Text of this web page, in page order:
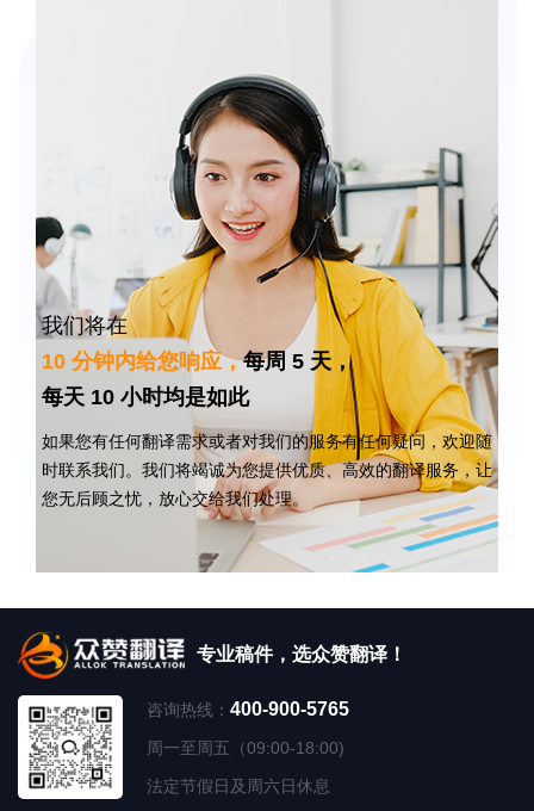
我们将在
10 分钟内给您响应，每周 5 天，
每天 10 小时均是如此
如果您有任何翻译需求或者对我们的服务有任何疑问，欢迎随
时联系我们。我们将竭诚为您提供优质、高效的翻译服务，让
您无后顾之忧，放心交给我们处理。
专业稿件，选众赞翻译！
咨询热线： 400-900-5765
周一至周五（09:00-18:00)
法定节假日及周六日休息